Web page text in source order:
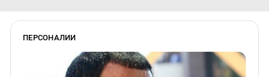
ПЕРСОНАЛИИ